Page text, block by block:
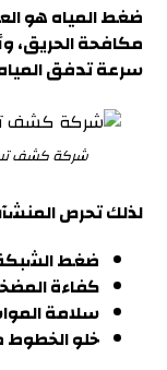
ضغط المياه هو
مكافحة الحريق،
سرعة تدفق
شركة كشف
لذلك تحرص
ضغط
كفاءة
سلامة
خلو